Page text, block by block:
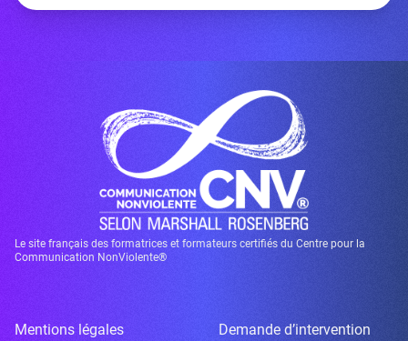
Le site français des formatrices et formateurs certifiés du Centre pour la
Communication NonViolente®
Mentions légales
Demande d’intervention